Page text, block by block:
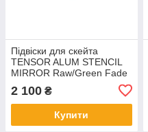
Підвіски для скейта
TENSOR ALUM STENCIL
MIRROR Raw/Green Fade
2 100 ₴
Купити